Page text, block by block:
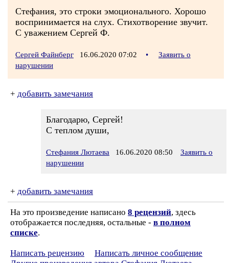
Стефания, это строки эмоционального. Хорошо
воспринимается на слух. Стихотворение звучит.
С уважением Сергей Ф.
Сергей Файнберг 16.06.2020 07:02 •
Заявить о
нарушении
+ добавить замечания
Благодарю, Сергей!
С теплом души,
Стефания Лютаева 16.06.2020 08:50
Заявить о
нарушении
+ добавить замечания
На это произведение написано 8 рецензий, здесь
отображается последняя, остальные - в полном
списке.
Написать рецензию
Написать личное сообщение